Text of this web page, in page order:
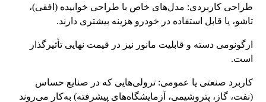
طراحی کاربردی: مدل‌های خاص با طراحی خوابیده (افقی)،
تاشو، یا قابل استفاده در خودرو هزینه بیشتری دارند.
ارگونومی دسته و قابلیت مانور نیز در قیمت نهایی تأثیرگذار
است.
کاربرد صنعتی یا عمومی: ترولی‌هایی که در صنایع حساس
(نفت، گاز، پتروشیمی، آزمایشگاه‌های پیشرفته) به‌کار می‌روند